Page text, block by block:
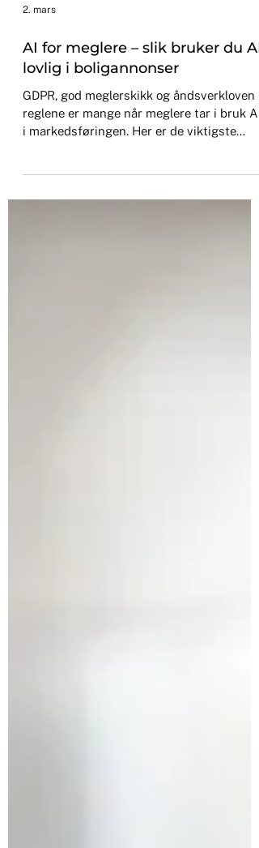
2. mars
AI for meglere – slik bruker du AI
lovlig i boligannonser
GDPR, god meglerskikk og åndsverkloven –
reglene er mange når meglere tar i bruk AI
retningslinjene som gjør det enkelt for deg